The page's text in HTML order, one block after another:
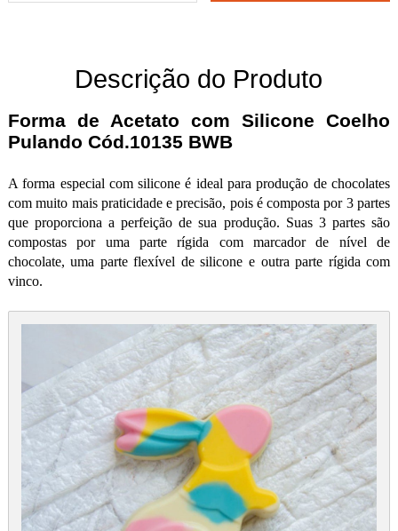
Descrição do Produto
Forma de Acetato com Silicone Coelho
Pulando Cód.10135 BWB
A forma especial com silicone é ideal para produção de chocolates
com muito mais praticidade e precisão, pois é composta por 3 partes
que proporciona a perfeição de sua produção. Suas 3 partes são
compostas por uma parte rígida com marcador de nível de
chocolate, uma parte flexível de silicone e outra parte rígida com
vinco.